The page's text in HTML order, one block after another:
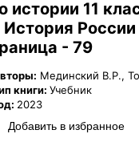
истории 11
- 79
Мединский В.Р.,
книги: Учебник
2023
Добавить в избранное